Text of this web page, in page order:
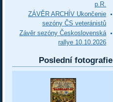
p.R.
ZÁVĚR ARCHÍV Ukončenie
sezóny ČS veteránistů
Závěr sezóny Československá
rallye 10.10.2026
Poslední fotografie